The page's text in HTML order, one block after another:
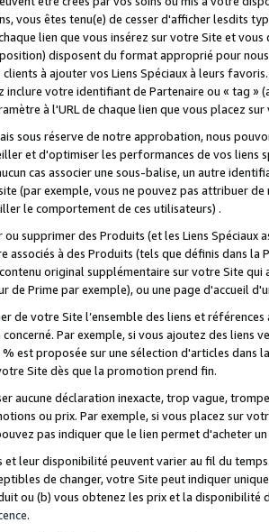
vous êtes tenu(e) de cesser d'afficher lesdits
lien que vous insérez sur votre Site et
disposent du format approprié pour
à ajouter vos Liens Spéciaux à leurs
inclure votre identifiant de Partenaire ou « tag
à l'URL de chaque lien que vous placez
sous réserve de notre approbation, nous
et d'optimiser les performances de vos liens
cas associer une sous-balise, un autre
(par exemple, vous ne pouvez pas attribuer
le comportement de ces utilisateurs) .
supprimer des Produits (et les Liens
associés à des Produits (tels que définis dans
original supplémentaire sur votre Site qui
de Prime par exemple), ou une page d'accueil
de votre Site l’ensemble des liens et
Par exemple, si vous ajoutez des
% est proposée sur une sélection d'articles
Site dès que la promotion prend fin.
aucune déclaration inexacte, trop vague,
ou prix. Par exemple, si vous placez sur
pas indiquer que le lien permet d'acheter
et leur disponibilité peuvent varier au fil du
de changer, votre Site peut indiquer
ou (b) vous obtenez les prix et la disponibilité
.